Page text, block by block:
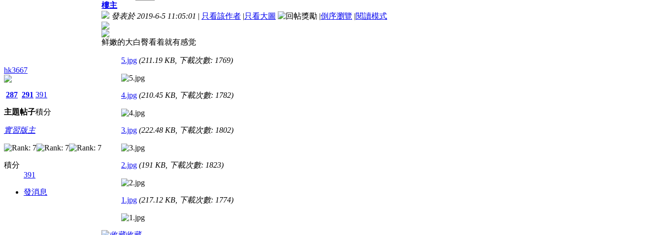
hk3667
287
主題
291
帖子
391
積分
實習版主
積分
391
發消息
樓主
發表於 2019-6-5 11:05:01 | 只看該作者 |只看大圖 |倒序瀏覽 |閱讀模式
鲜嫩的大白臀看着就有感觉
5.jpg (211.19 KB, 下載次數: 1769)
4.jpg (210.45 KB, 下載次數: 1782)
3.jpg (222.48 KB, 下載次數: 1802)
2.jpg (191 KB, 下載次數: 1823)
1.jpg (217.12 KB, 下載次數: 1774)